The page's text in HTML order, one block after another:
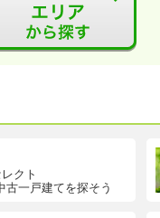
クト
古一戸建てを探そう